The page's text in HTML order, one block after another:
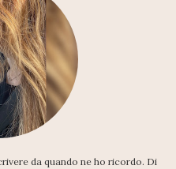
da quando ne ho ricordo. Di